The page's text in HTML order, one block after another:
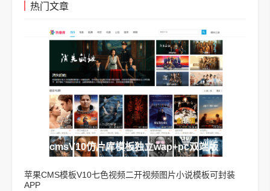
热门文章
苹果cmsV10仿片库模板独立wap+pc双端版
苹果CMS模板V10七色视频二开视频图片小说模板可封装
APP